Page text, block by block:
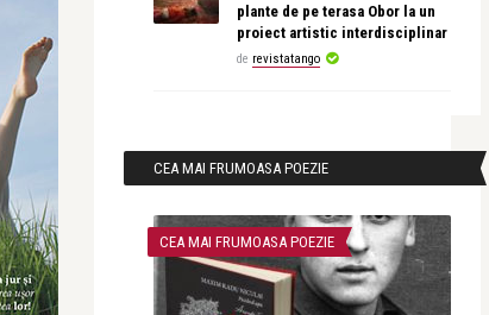
plante de pe terasa Obor la un
proiect artistic interdisciplinar
de revistatango
CEA MAI FRUMOASA POEZIE
CEA MAI FRUMOASA POEZIE